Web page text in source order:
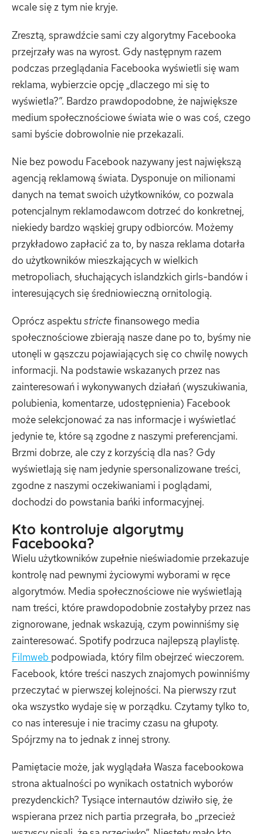
wcale się z tym nie kryje.
Zresztą, sprawdźcie sami czy algorytmy Facebooka
przejrzały was na wyrost. Gdy następnym razem
podczas przeglądania Facebooka wyświetli się wam
reklama, wybierzcie opcję „dlaczego mi się to
wyświetla?”. Bardzo prawdopodobne, że największe
medium społecznościowe świata wie o was coś, czego
sami byście dobrowolnie nie przekazali.
Nie bez powodu Facebook nazywany jest największą
agencją reklamową świata. Dysponuje on milionami
danych na temat swoich użytkowników, co pozwala
potencjalnym reklamodawcom dotrzeć do konkretnej,
niekiedy bardzo wąskiej grupy odbiorców. Możemy
przykładowo zapłacić za to, by nasza reklama dotarła
do użytkowników mieszkających w wielkich
metropoliach, słuchających islandzkich girls-bandów i
interesujących się średniowieczną ornitologią.
Oprócz aspektustrictefinansowego media
społecznościowe zbierają nasze dane po to, byśmy nie
utonęli w gąszczu pojawiających się co chwilę nowych
informacji. Na podstawie wskazanych przez nas
zainteresowań i wykonywanych działań (wyszukiwania,
polubienia, komentarze, udostępnienia) Facebook
może selekcjonować za nas informacje i wyświetlać
jedynie te, które są zgodne z naszymi preferencjami.
Brzmi dobrze, ale czy z korzyścią dla nas? Gdy
wyświetlają się nam jedynie spersonalizowane treści,
zgodne z naszymi oczekiwaniami i poglądami,
dochodzi do powstania bańki informacyjnej.
Kto kontroluje algorytmy
Facebooka?
Wielu użytkowników zupełnie nieświadomie przekazuje
kontrolę nad pewnymi życiowymi wyborami w ręce
algorytmów. Media społecznościowe nie wyświetlają
nam treści, które prawdopodobnie zostałyby przez nas
zignorowane, jednak wskazują, czym powinniśmy się
zainteresować. Spotify podrzuca najlepszą playlistę.
Filmweb podpowiada, który film obejrzeć wieczorem.
Facebook, które treści naszych znajomych powinniśmy
przeczytać w pierwszej kolejności. Na pierwszy rzut
oka wszystko wydaje się w porządku. Czytamy tylko to,
co nas interesuje i nie tracimy czasu na głupoty.
Spójrzmy na to jednak z innej strony.
Pamiętacie może, jak wyglądała Wasza facebookowa
strona aktualności po wynikach ostatnich wyborów
prezydenckich? Tysiące internautów dziwiło się, że
wspierana przez nich partia przegrała, bo „przecież